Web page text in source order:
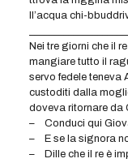
ll’acqua chi-
Nei tre giorni che il
mangiare tutto il
servo fedele teneva
custoditi dalla
doveva ritornare da
– Conduci qui
– E se la signora
– Dille che il re è